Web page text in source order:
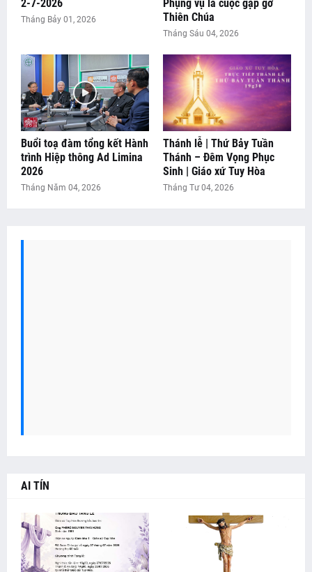
2-7-2026
Tháng Bảy 01, 2026
Phụng vụ là cuộc gặp gỡ
Thiên Chúa
Tháng Sáu 04, 2026
Buổi toạ đàm tổng kết Hành
trình Hiệp thông Ad Limina
2026
Tháng Năm 04, 2026
Thánh lễ | Thứ Bảy Tuần
Thánh – Đêm Vọng Phục
Sinh | Giáo xứ Tuy Hòa
Tháng Tư 04, 2026
AI TÍN